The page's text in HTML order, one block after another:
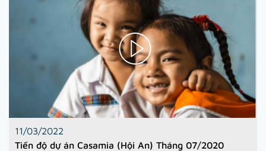
11/03/2022
Tiến độ dự án Casamia (Hội An) Tháng 07/2020